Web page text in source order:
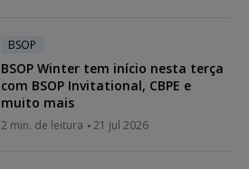
BSOP
BSOP Winter tem início nesta terça
com BSOP Invitational, CBPE e
muito mais
2 min. de leitura 21 jul 2026